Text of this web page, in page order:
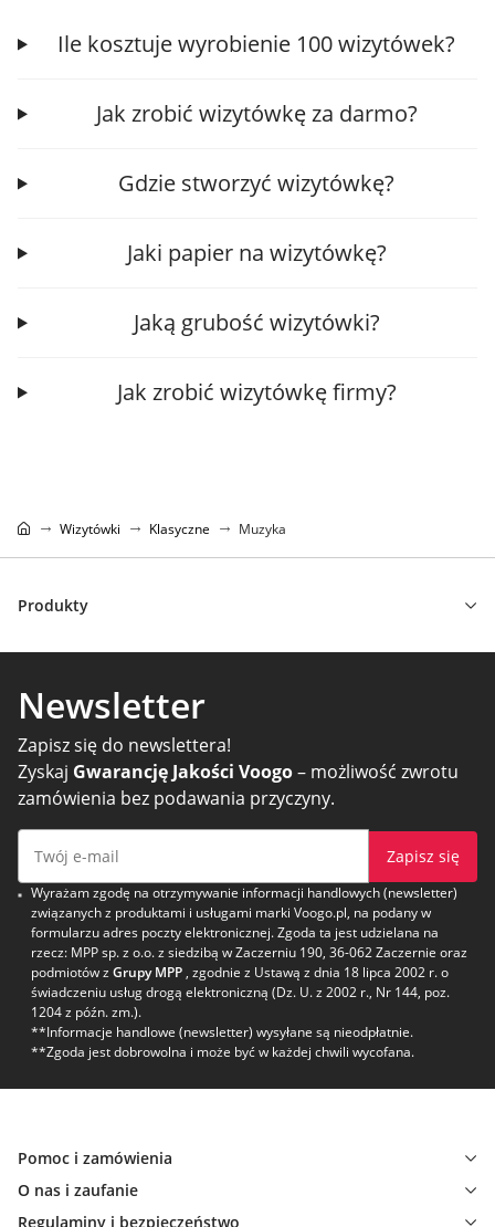
Ile kosztuje wyrobienie 100 wizytówek?
Jak zrobić wizytówkę za darmo?
Gdzie stworzyć wizytówkę?
Jaki papier na wizytówkę?
Jaką grubość wizytówki?
Jak zrobić wizytówkę firmy?
Wizytówki Klasyczne Muzyka
Produkty
Newsletter
Zapisz się do newslettera!
Zyskaj Gwarancję Jakości Voogo– możliwość zwrotu
zamówienia bez podawania przyczyny.
Zapisz się
Wyrażam zgodę na otrzymywanie informacji handlowych (newsletter)
związanych z produktami i usługami marki Voogo.pl, na podany w
formularzu adres poczty elektronicznej. Zgoda ta jest udzielana na
rzecz: MPP sp. z o.o. z siedzibą w Zaczerniu 190, 36-062 Zaczernie oraz
podmiotów z Grupy MPP , zgodnie z Ustawą z dnia 18 lipca 2002 r. o
świadczeniu usług drogą elektroniczną (Dz. U. z 2002 r., Nr 144, poz.
1204 z późn. zm.).
**Informacje handlowe (newsletter) wysyłane są nieodpłatnie.
**Zgoda jest dobrowolna i może być w każdej chwili wycofana.
Pomoc i zamówienia
O nas i zaufanie
Regulaminy i bezpieczeństwo